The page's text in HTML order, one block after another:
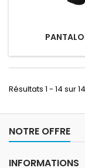
Résultats 1 - 14 sur
NOTRE OFFRE
INFORMATIONS